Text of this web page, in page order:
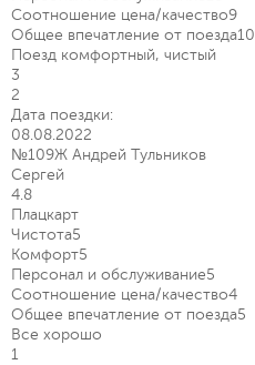
Соотношение цена/качество9
Общее впечатление от поезда10
Поезд комфортный, чистый
3
2
Дата поездки:
08.08.2022
№109Ж Андрей Тульников
Сергей
4.8
Плацкарт
Чистота5
Комфорт5
Персонал и обслуживание5
Соотношение цена/качество4
Общее впечатление от поезда5
Все хорошо
1